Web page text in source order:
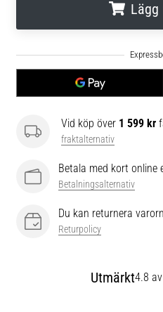
Lägg
Vid köp över 1 599 kr
fraktalternativ
Betala med kort online
Betalningsalternativ
Du kan returnera
Returpolicy
Utmärkt4.8